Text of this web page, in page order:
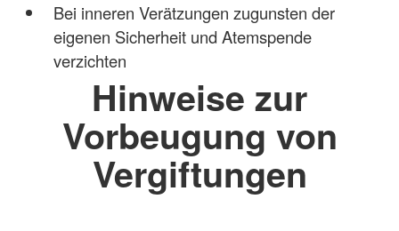
Bei inneren Verätzungen zugunsten der
eigenen Sicherheit und Atemspende
verzichten
Hinweise zur
Vorbeugung von
Vergiftungen